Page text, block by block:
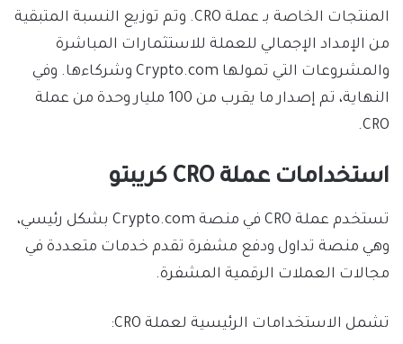
المنتجات الخاصة بـ عملة CRO. وتم توزيع النسبة المتبقية
من الإمداد الإجمالي للعملة للاستثمارات المباشرة
والمشروعات التي تمولها Crypto.com وشركاءها. وفي
النهاية، تم إصدار ما يقرب من 100 مليار وحدة من عملة
CRO.
استخدامات عملة CRO كريبتو
تستخدم عملة CRO في منصة Crypto.com بشكل رئيسي،
وهي منصة تداول ودفع مشفرة تقدم خدمات متعددة في
مجالات العملات الرقمية المشفرة.
تشمل الاستخدامات الرئيسية لعملة CRO: